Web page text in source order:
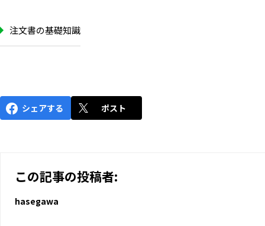
注文書の基礎知識
シェアする ポスト
この記事の投稿者:
hasegawa